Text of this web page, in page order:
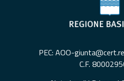
PEC: AOO-
C.F.